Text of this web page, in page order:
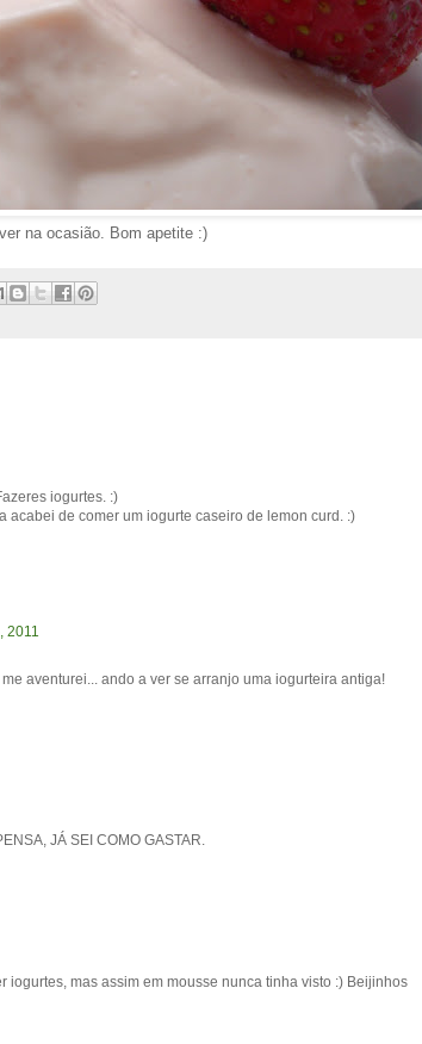
na ocasião. Bom apetite :)
iogurtes. :)
acabei de comer um iogurte caseiro de lemon curd. :)
2011
aventurei... ando a ver se arranjo uma iogurteira antiga!
JÁ SEI COMO GASTAR.
iogurtes, mas assim em mousse nunca tinha visto :) Beijinhos